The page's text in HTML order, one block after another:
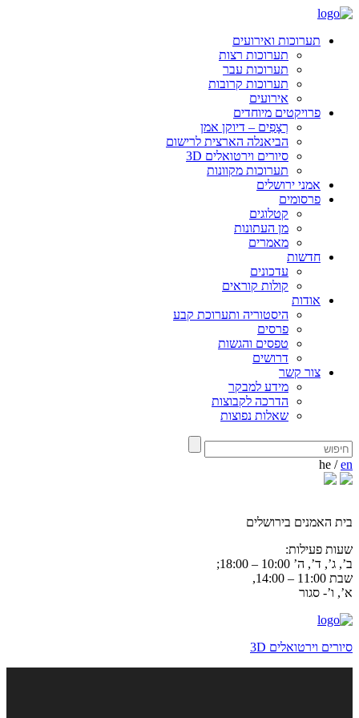
תערוכות ואירועים
תערוכות רצות
תערוכות עבר
תערוכות קרובות
אירועים
פרויקטים מיוחדים
רְצָפִים – דיוקן אמן
הביאנלה הארצית לרישום
סיורים וירטואלים 3D
תערוכות מקוונות
אמני ירושלים
פרסומים
קטלוגים
מן העתונות
מאמרים
חדשות
עדכונים
קולות קוראים
אודות
היסטוריה ותערוכת קבע
פרסים
טפסים והגשות
דרושים
צור קשר
מידע למבקר
הדרכה לקבוצות
שאלות נפוצות
he /en
בית האמנים בירושלים
שעות פעילות:
ב’, ג’, ד’, ה’ 10:00 – 18:00;
שבת 11:00 – 14:00,
א’, ו’- סגור
סיורים וירטואלים 3D